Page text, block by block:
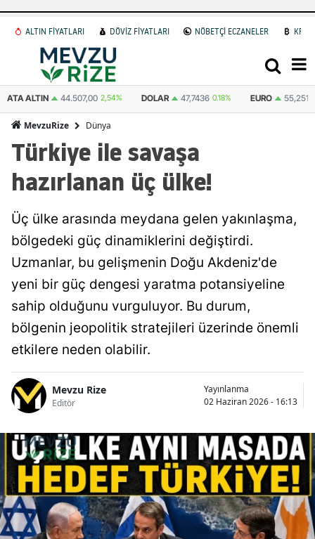
ALTIN FİYATLARI DÖVİZ FİYATLARI NÖBETÇİ ECZANELER
2,54% DOLAR 47,7436 0.18% EURO 55,2510 0.32% STERLIN
MevzuRize Dünya
Türkiye ile savaşa
hazırlanan üç ülke!
Üç ülke arasında meydana gelen yakınlaşma,
bölgedeki güç dinamiklerini değiştirdi.
Uzmanlar, bu gelişmenin Doğu Akdeniz'de
yeni bir güç dengesi yaratma potansiyeline
sahip olduğunu vurguluyor. Bu durum,
bölgenin jeopolitik stratejileri üzerinde önemli
etkilere neden olabilir.
Mevzu Rize
Editör
Yayınlanma
02 Haziran 2026 - 16:13